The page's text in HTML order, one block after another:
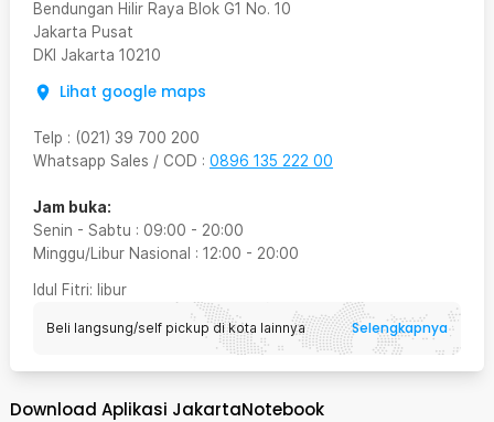
Bendungan Hilir Raya Blok G1 No. 10
Jakarta Pusat
DKI Jakarta 10210
Lihat google maps
Telp : (021) 39 700 200
Whatsapp Sales / COD : 0896 135 222 00
Jam buka:
Senin - Sabtu : 09:00 - 20:00
Minggu/Libur Nasional : 12:00 - 20:00
Idul Fitri: libur
Beli langsung/self pickup di kota lainnya Selengkapnya
Download Aplikasi JakartaNotebook